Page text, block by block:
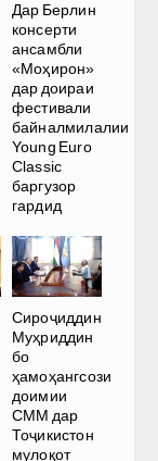
Дар Берлин
консерти
ансамбли
«Моҳирон»
дар доираи
фестивали
байналмилалии
Young Euro
Classic
баргузор
гардид
Сироҷиддин
Муҳриддин
бо
ҳамоҳангсози
доимии
СММ дар
Тоҷикистон
мулоқот